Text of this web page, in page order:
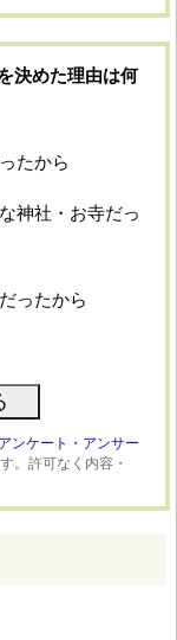
決めた理由は何
たから
神社・お寺だっ
ったから
アンケート・アンサー
。許可なく内容・